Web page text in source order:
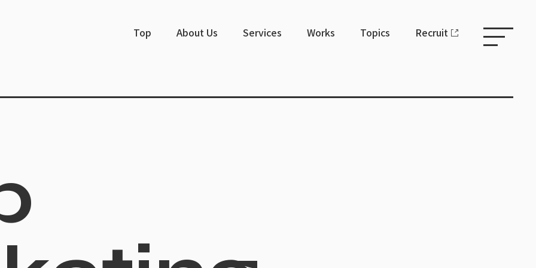
Top About Us Services Works Topics Recruit